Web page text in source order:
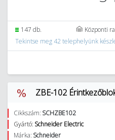
147 db. Központi
Tekintse meg 42 telephelyünk
ZBE-102
Cikkszám: SCHZBE102
Gyártó: Schneider Electric
Márka: Schneider